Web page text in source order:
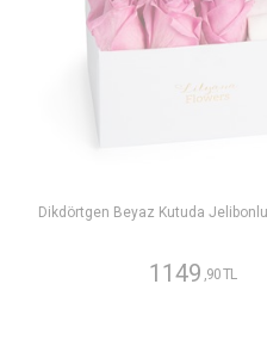
Dikdörtgen Beyaz Kutuda Jelibonlu
1149 ,90 TL